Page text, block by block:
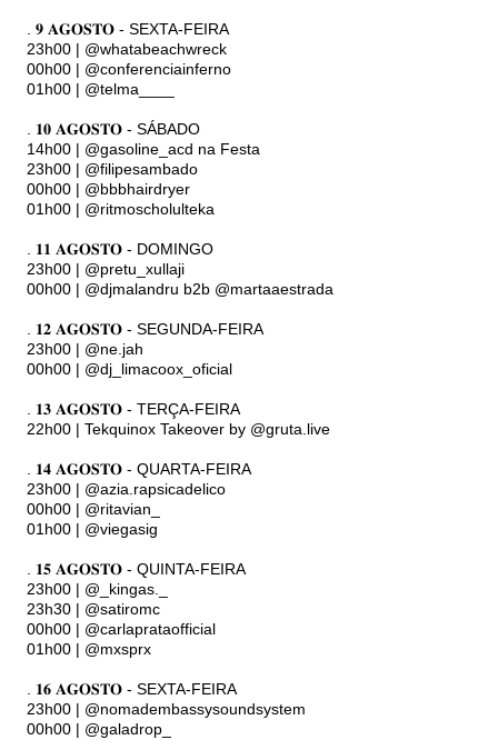
. 𝟗 𝐀𝐆𝐎𝐒𝐓𝐎 - SEXTA-FEIRA
23h00 | @whatabeachwreck
00h00 | @conferenciainferno
01h00 | @telma____
. 𝟏𝟎 𝐀𝐆𝐎𝐒𝐓𝐎 - SÁBADO
14h00 | @gasoline_acd na Festa
23h00 | @filipesambado
00h00 | @bbbhairdryer
01h00 | @ritmoscholulteka
. 𝟏𝟏 𝐀𝐆𝐎𝐒𝐓𝐎 - DOMINGO
23h00 | @pretu_xullaji
00h00 | @djmalandru b2b @martaaestrada
. 𝟏𝟐 𝐀𝐆𝐎𝐒𝐓𝐎 - SEGUNDA-FEIRA
23h00 | @ne.jah
00h00 | @dj_limacoox_oficial
. 𝟏𝟑 𝐀𝐆𝐎𝐒𝐓𝐎 - TERÇA-FEIRA
22h00 | Tekquinox Takeover by @gruta.live
. 𝟏𝟒 𝐀𝐆𝐎𝐒𝐓𝐎 - QUARTA-FEIRA
23h00 | @azia.rapsicadelico
00h00 | @ritavian_
01h00 | @viegasig
. 𝟏𝟓 𝐀𝐆𝐎𝐒𝐓𝐎 - QUINTA-FEIRA
23h00 | @_kingas._
23h30 | @satiromc
00h00 | @carlaprataofficial
01h00 | @mxsprx
. 𝟏𝟔 𝐀𝐆𝐎𝐒𝐓𝐎 - SEXTA-FEIRA
23h00 | @nomadembassysoundsystem
00h00 | @galadrop_